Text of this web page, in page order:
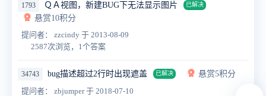
1793 ＱＡ视图，新建BUG下无法显示图片 已解决
悬赏10积分
提问者： zzcindy 于 2013-08-09
2587次浏览，1个答案
34743 bug描述超过2行时出现遮盖 已解决
悬赏5积分
提问者： zbjumper于 2018-07-10